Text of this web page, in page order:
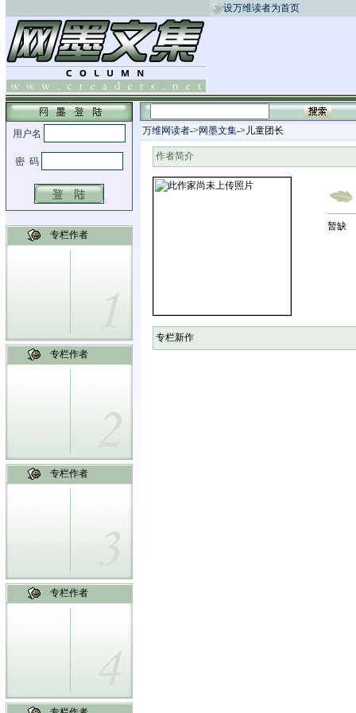
设万维读者为首页
专栏作者
专栏作者
专栏作者
专栏作者
万维网读者-> 网墨文集->儿童团长
作者简介
暂缺
专栏新作